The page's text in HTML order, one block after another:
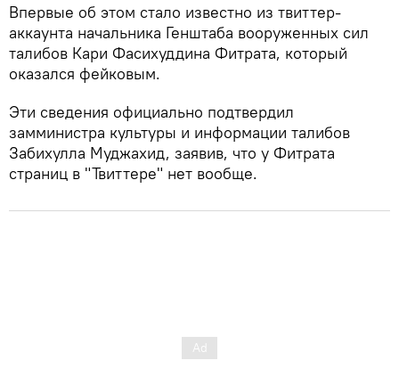
Впервые об этом стало известно из твиттер-
аккаунта начальника Генштаба вооруженных сил
талибов Кари Фасихуддина Фитрата, который
оказался фейковым.
Эти сведения официально подтвердил
замминистра культуры и информации талибов
Забихулла Муджахид, заявив, что у Фитрата
страниц в "Твиттере" нет вообще.